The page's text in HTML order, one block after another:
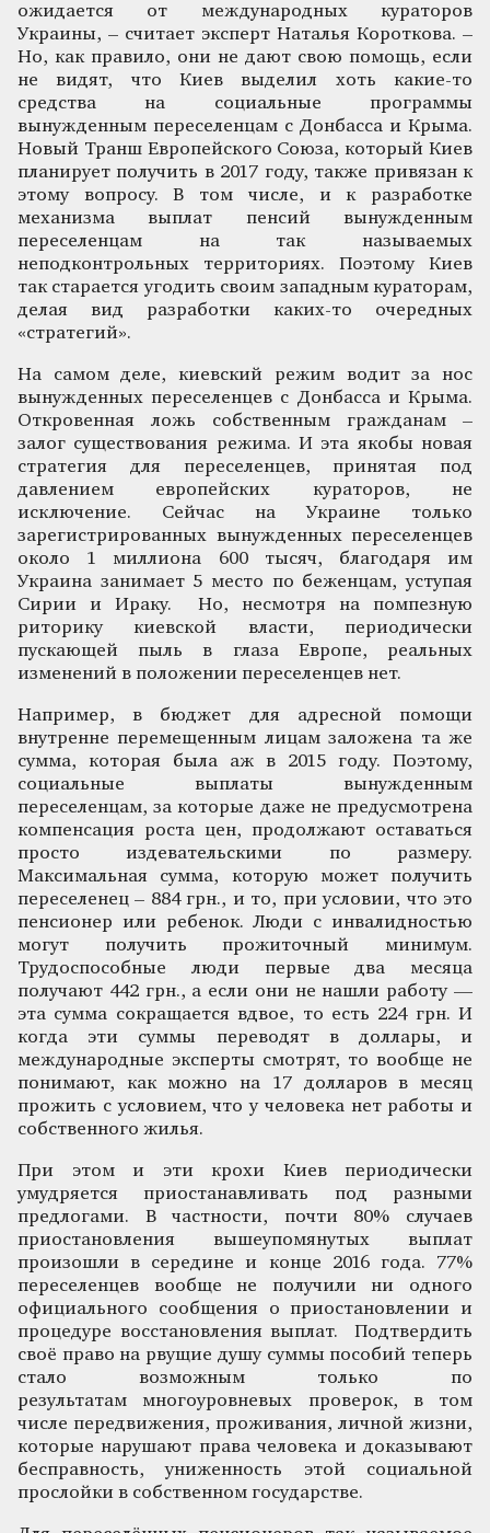
ожидается от международных кураторов
Украины, – считает эксперт Наталья Короткова. –
Но, как правило, они не дают свою помощь, если
не видят, что Киев выделил хоть какие-то
средства на социальные программы
вынужденным переселенцам с Донбасса и Крыма.
Новый Транш Европейского Союза, который Киев
планирует получить в 2017 году, также привязан к
этому вопросу. В том числе, и к разработке
механизма выплат пенсий вынужденным
переселенцам на так называемых
неподконтрольных территориях. Поэтому Киев
так старается угодить своим западным кураторам,
делая вид разработки каких-то очередных
«стратегий».
На самом деле, киевский режим водит за нос
вынужденных переселенцев с Донбасса и Крыма.
Откровенная ложь собственным гражданам –
залог существования режима. И эта якобы новая
стратегия для переселенцев, принятая под
давлением европейских кураторов, не
исключение. Сейчас на Украине только
зарегистрированных вынужденных переселенцев
около 1 миллиона 600 тысяч, благодаря им
Украина занимает 5 место по беженцам, уступая
Сирии и Ираку. Но, несмотря на помпезную
риторику киевской власти, периодически
пускающей пыль в глаза Европе, реальных
изменений в положении переселенцев нет.
Например, в бюджет для адресной помощи
внутренне перемещенным лицам заложена та же
сумма, которая была аж в 2015 году. Поэтому,
социальные выплаты вынужденным
переселенцам, за которые даже не предусмотрена
компенсация роста цен, продолжают оставаться
просто издевательскими по размеру.
Максимальная сумма, которую может получить
переселенец – 884 грн., и то, при условии, что это
пенсионер или ребенок. Люди с инвалидностью
могут получить прожиточный минимум.
Трудоспособные люди первые два месяца
получают 442 грн., а если они не нашли работу —
эта сумма сокращается вдвое, то есть 224 грн. И
когда эти суммы переводят в доллары, и
международные эксперты смотрят, то вообще не
понимают, как можно на 17 долларов в месяц
прожить с условием, что у человека нет работы и
собственного жилья.
При этом и эти крохи Киев периодически
умудряется приостанавливать под разными
предлогами. В частности, почти 80% случаев
приостановления вышеупомянутых выплат
произошли в середине и конце 2016 года. 77%
переселенцев вообще не получили ни одного
официального сообщения о приостановлении и
процедуре восстановления выплат. Подтвердить
своё право на рвущие душу суммы пособий теперь
стало возможным только по
результатам многоуровневых проверок, в том
числе передвижения, проживания, личной жизни,
которые нарушают права человека и доказывают
бесправность, униженность этой социальной
прослойки в собственном государстве.